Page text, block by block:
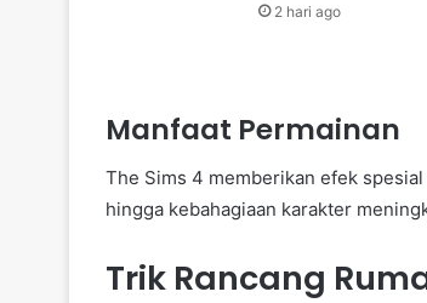
2 hari ago
Manfaat Permainan
The Sims 4 memberikan efek
hingga kebahagiaan karakter
Trik Rancang